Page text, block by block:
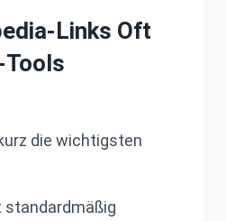
Links Oft
Tools
die wichtigsten
standardmäßig